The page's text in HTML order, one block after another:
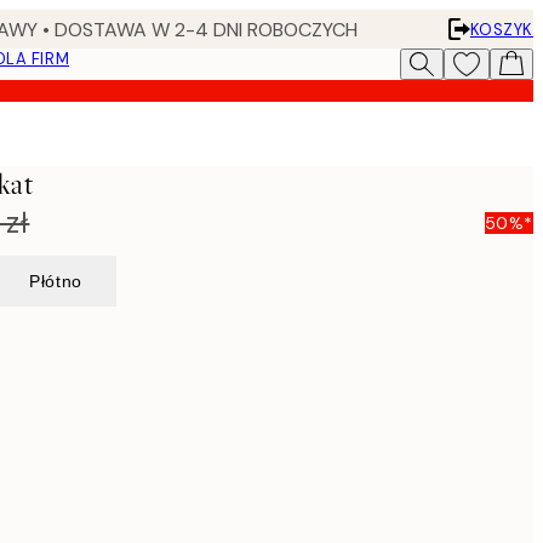
• DOSTAWA W 2-4 DNI ROBOCZYCH
KOSZYK
FIRM
50%*
Płótno